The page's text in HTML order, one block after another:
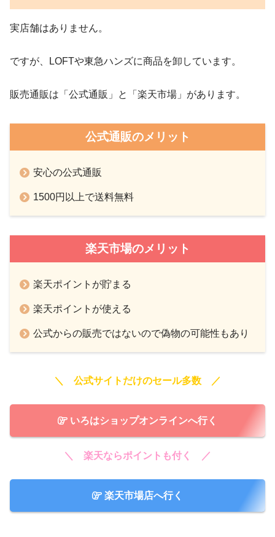
実店舗はありません。
ですが、LOFTや東急ハンズに商品を卸しています。
販売通販は「公式通販」と「楽天市場」があります。
公式通販のメリット
安心の公式通販
1500円以上で送料無料
楽天市場のメリット
楽天ポイントが貯まる
楽天ポイントが使える
公式からの販売ではないので偽物の可能性もあり
＼ 公式サイトだけのセール多数 ／
いろはショップオンラインへ行く
＼ 楽天ならポイントも付く ／
楽天市場店へ行く